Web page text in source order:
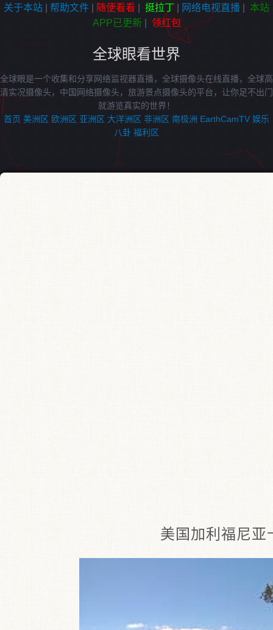
关于本站 帮助文件 随便看看 挺拉丁| 网络电视直播 | 本站
APP已更新| 领红包
全球眼看世界
全球眼是一个收集和分享网络监视器直播，全球摄像头在线直播，全球高
清实况摄像头，中国网络摄像头，旅游景点摄像头的平台，让你足不出门
就游览真实的世界！
首页 美洲区 欧洲区 亚洲区 大洋洲区 非洲区 南极洲 EarthCamTV 娱乐
八卦 福利区
美国加利福尼亚